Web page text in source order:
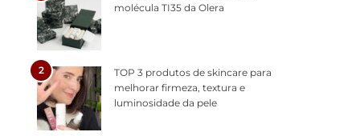
molécula TI35 da Olera
2
TOP 3 produtos de skincare para
melhorar firmeza, textura e
luminosidade da pele